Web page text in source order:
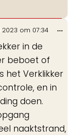
2023 om 07:34
in de
beboet of
het Verklikker
en in
doen.
naaktstrand,
...